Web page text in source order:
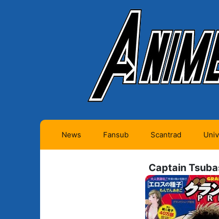
News Fansub
Animes en cours (1)
Animes terminés
Scantrad
Mangas en cours
(Privés) (4)
Mangas en cours
(Publics) (11)
Captain